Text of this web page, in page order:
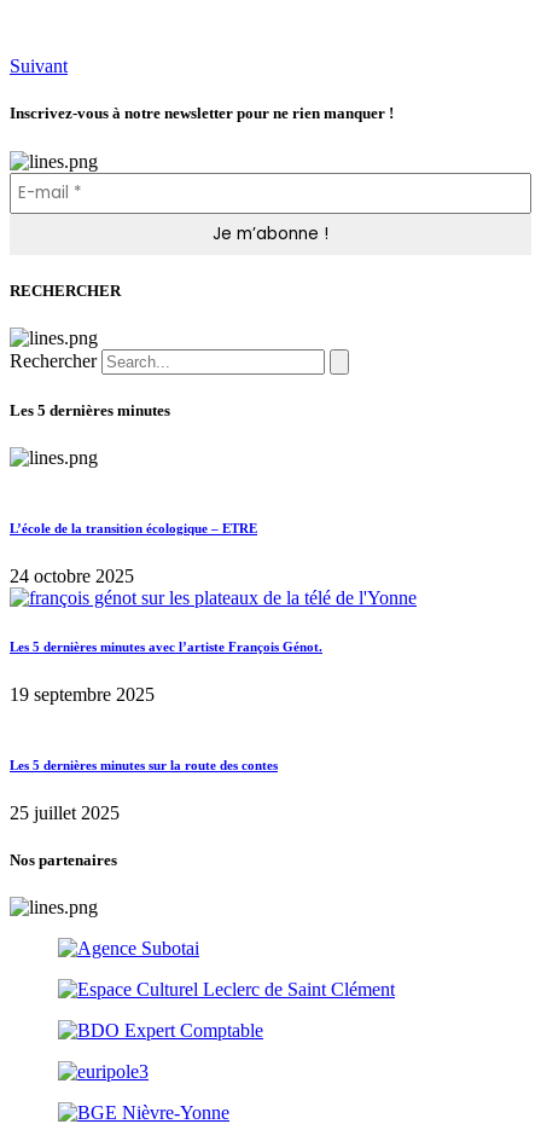
Suivant
Inscrivez-vous à notre newsletter pour ne rien manquer !
RECHERCHER
Rechercher
Les 5 dernières minutes
L’école de la transition écologique – ETRE
24 octobre 2025
Les 5 dernières minutes avec l’artiste François Génot.
19 septembre 2025
Les 5 dernières minutes sur la route des contes
25 juillet 2025
Nos partenaires